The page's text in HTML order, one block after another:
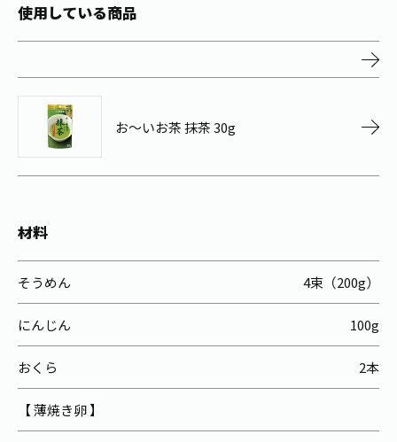
使用している商品
お～いお茶 抹茶 30g
材料
そうめん 4束（200g）
にんじん 100g
おくら 2本
【 薄焼き卵 】